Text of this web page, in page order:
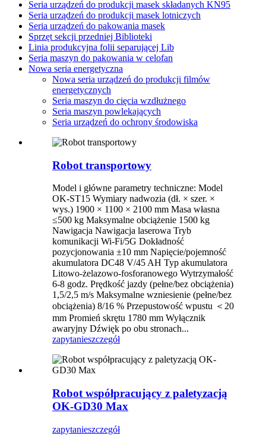
Seria urządzeń do produkcji masek składanych KN95
Seria urządzeń do produkcji masek lotniczych
Seria urządzeń do pakowania masek
Sprzęt sekcji przedniej Biblioteki
Linia produkcyjna folii separującej Lib
Seria maszyn do pakowania w celofan
Nowa seria energetyczna
Nowa seria urządzeń do produkcji filmów
energetycznych
Seria maszyn do cięcia wzdłużnego
Seria maszyn powlekających
Seria urządzeń do ochrony środowiska
Robot transportowy
Model i główne parametry techniczne: Model
OK-ST15 Wymiary nadwozia (dł. × szer. ×
wys.) 1900 × 1100 × 2100 mm Masa własna
≤500 kg Maksymalne obciążenie 1500 kg
Nawigacja Nawigacja laserowa Tryb
komunikacji Wi-Fi/5G Dokładność
pozycjonowania ±10 mm Napięcie/pojemność
akumulatora DC48 V/45 AH Typ akumulatora
Litowo-żelazowo-fosforanowego Wytrzymałość
6-8 godz. Prędkość jazdy (pełne/bez obciążenia)
1,5/2,5 m/s Maksymalne wzniesienie (pełne/bez
obciążenia) 8/16 % Przepustowość wpustu ＜20
mm Promień skrętu 1780 mm Wyłącznik
awaryjny Dźwięk po obu stronach...
zapytanieszczegół
Robot współpracujący z paletyzacją
OK-GD30 Max
zapytanieszczegół